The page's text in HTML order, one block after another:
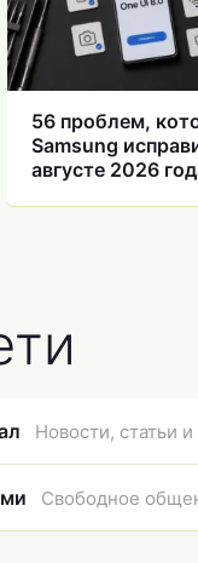
56 проблем,
Samsung
августе 2026
Новости, статьи
Свободное